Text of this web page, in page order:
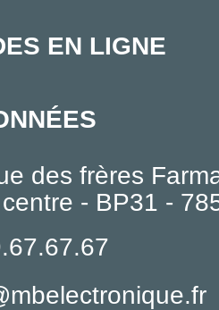
EN LIGNE
des frères
- BP31 -